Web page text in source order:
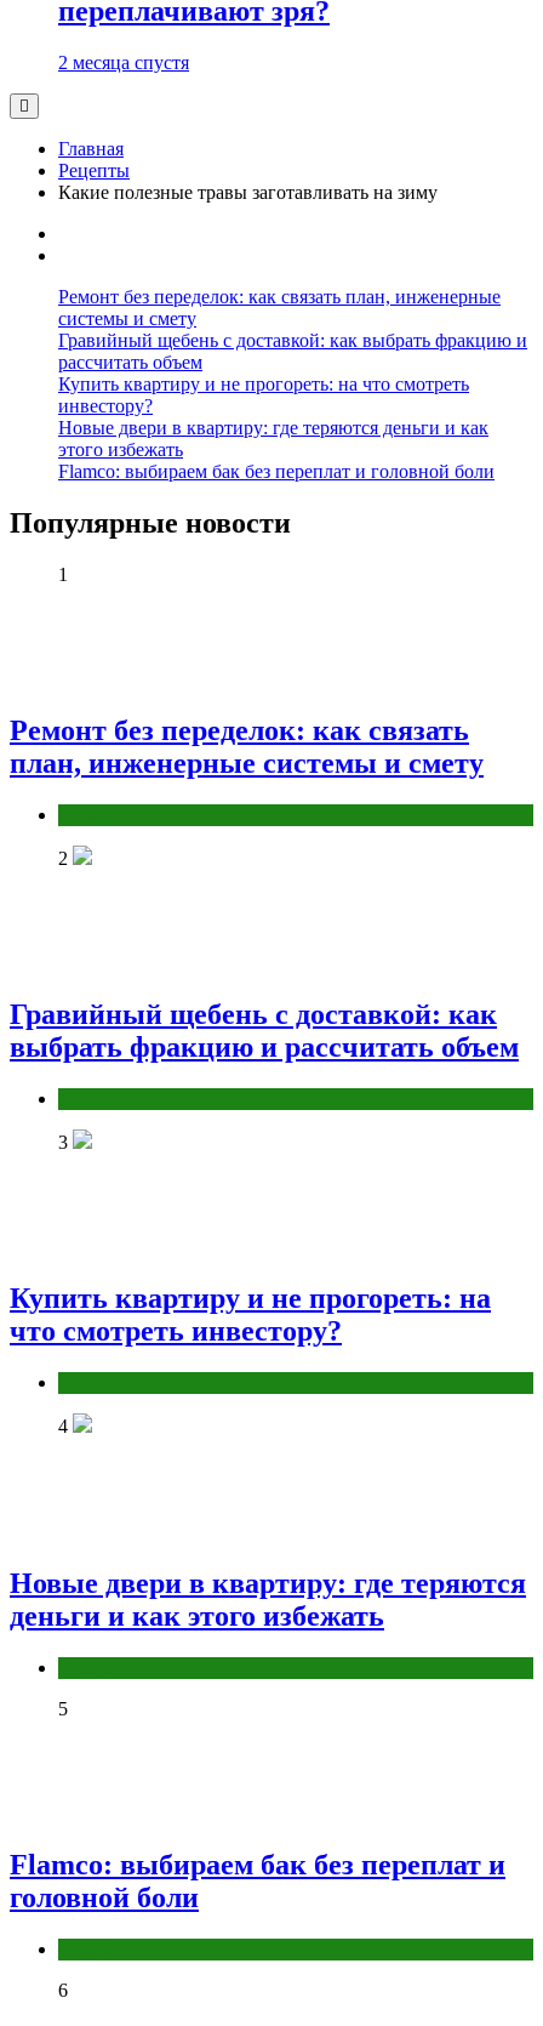
переплачивают зря?
2 месяца спустя
Главная
Рецепты
Какие полезные травы заготавливать на зиму
Ремонт без переделок: как связать план, инженерные
системы и смету
Гравийный щебень с доставкой: как выбрать фракцию и
рассчитать объем
Купить квартиру и не прогореть: на что смотреть
инвестору?
Новые двери в квартиру: где теряются деньги и как
этого избежать
Flamco: выбираем бак без переплат и головной боли
Популярные новости
1
Ремонт без переделок: как связать
план, инженерные системы и смету
2
Гравийный щебень с доставкой: как
выбрать фракцию и рассчитать объем
3
Купить квартиру и не прогореть: на
что смотреть инвестору?
4
Новые двери в квартиру: где теряются
деньги и как этого избежать
5
Flamco: выбираем бак без переплат и
головной боли
6